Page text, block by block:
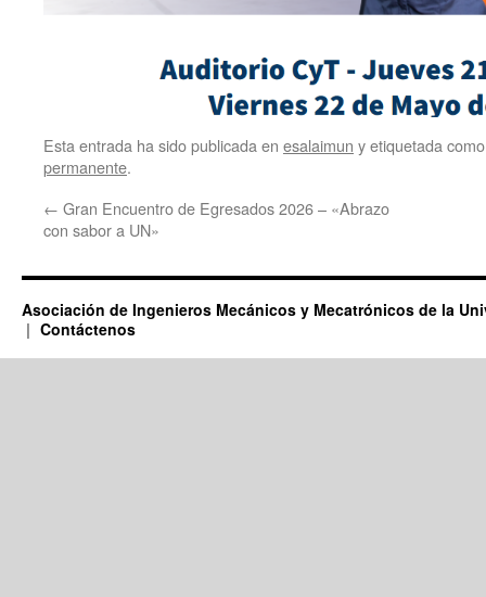
Esta entrada ha sido publicada en esalaimun y etiquetada
permanente.
← Gran Encuentro de Egresados 2026 – «Abrazo
con sabor a UN»
Asociación de Ingenieros Mecánicos y Mecatrónicos de la
Contáctenos